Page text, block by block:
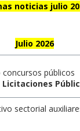
noticias julio
Julio 2026
sectorial